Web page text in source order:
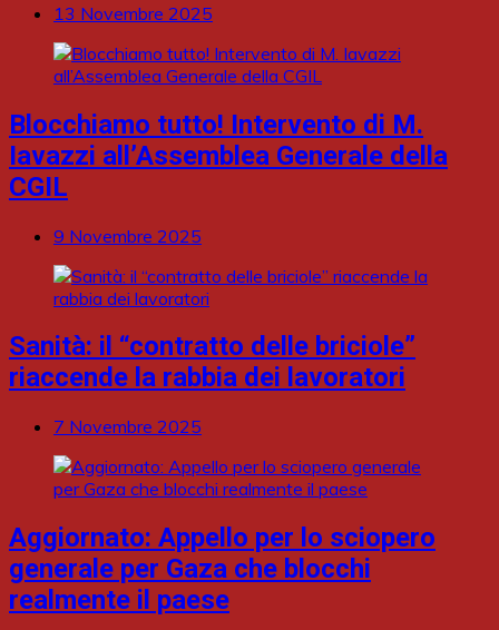
13 Novembre 2025
Blocchiamo tutto! Intervento di M.
Iavazzi all’Assemblea Generale della
CGIL
9 Novembre 2025
Sanità: il “contratto delle briciole”
riaccende la rabbia dei lavoratori
7 Novembre 2025
Aggiornato: Appello per lo sciopero
generale per Gaza che blocchi
realmente il paese